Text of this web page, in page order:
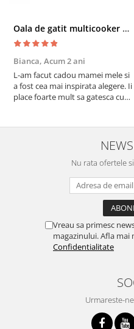
Oala de gatit multicooker 11 functii Instant Pot Pro Crisp 8 + Air Fryer 7.6 lt
Bianca, Acum 2 ani
L-am facut cadou mamei mele si
a fost cea mai inspirata alegere. Ii
place foarte mult sa gatesca cu
cratita...ma gandesc serios sa imi
cumpar si eu! Recomand mult !
Nu rata ofertele
Vreau sa primesc
magazinului. Afla mai
Confidentialitate
Urmareste-